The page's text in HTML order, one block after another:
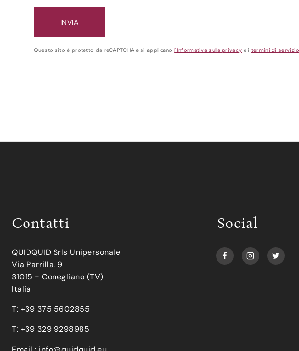
Questo sito è protetto da reCAPTCHA e si applicanol'Informativa sulla privacy e i termini di servizio
Contatti
QUIDQUID Srls Unipersonale
Via Parrilla, 9
31015 - Conegliano (TV)
Italia
T: +39 375 5602855
T: +39 329 9298985
Social